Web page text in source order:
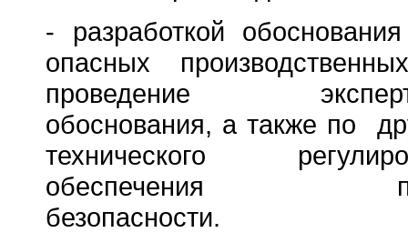
- разработкой
опасных
проведение
обоснования, а также по
технического
обеспечения
безопасности.